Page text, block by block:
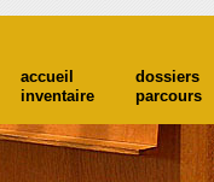
accueil dossiers
inventaire
parcours